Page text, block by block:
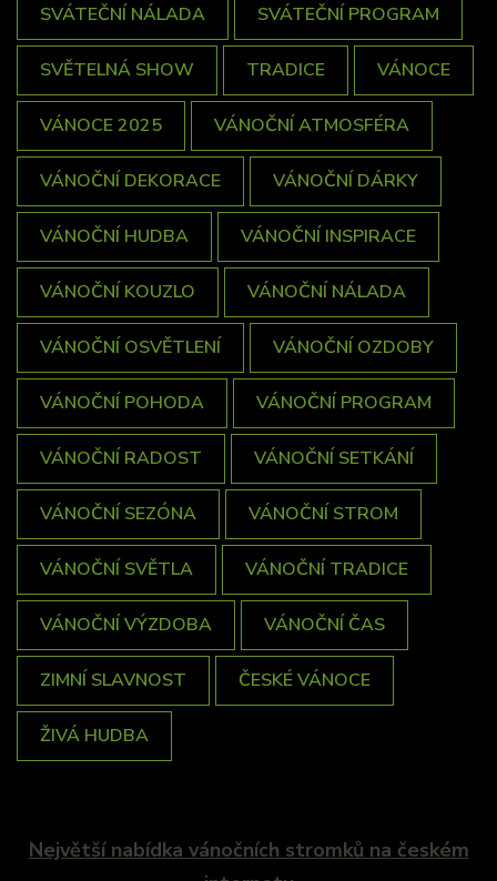
SVÁTEČNÍ NÁLADA SVÁTEČNÍ PROGRAM
SVĚTELNÁ SHOW TRADICE VÁNOCE
VÁNOCE 2025 VÁNOČNÍ ATMOSFÉRA
VÁNOČNÍ DEKORACE VÁNOČNÍ DÁRKY
VÁNOČNÍ HUDBA VÁNOČNÍ INSPIRACE
VÁNOČNÍ KOUZLO VÁNOČNÍ NÁLADA
VÁNOČNÍ OSVĚTLENÍ VÁNOČNÍ OZDOBY
VÁNOČNÍ POHODA VÁNOČNÍ PROGRAM
VÁNOČNÍ RADOST VÁNOČNÍ SETKÁNÍ
VÁNOČNÍ SEZÓNA VÁNOČNÍ STROM
VÁNOČNÍ SVĚTLA VÁNOČNÍ TRADICE
VÁNOČNÍ VÝZDOBA VÁNOČNÍ ČAS
ZIMNÍ SLAVNOST ČESKÉ VÁNOCE
ŽIVÁ HUDBA
Největší nabídka vánočních stromků na českém